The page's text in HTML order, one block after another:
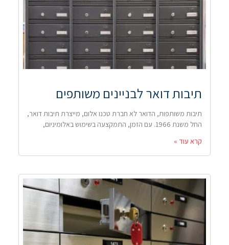
תיבות דואר לבניינים משותפים
תיבות משותפות, הדואר לא חברת טכנו אלום, מייצרת תיבות דואר,
החל משנת 1966. עם הזמן, התמקצעה בשימוש באלומיניום,
קרא עוד »